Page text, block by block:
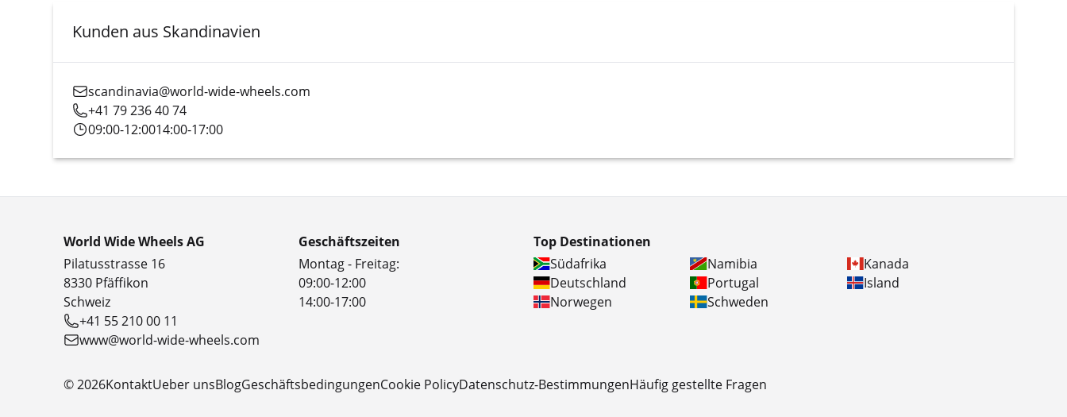
Kunden aus Skandinavien
scandinavia@world-wide-wheels.com
+41 79 236 40 74
09:00-12:0014:00-17:00
World Wide Wheels AG
Pilatusstrasse 16
8330 Pfäffikon
Schweiz
+41 55 210 00 11
www@world-wide-wheels.com
Geschäftszeiten
Montag - Freitag:
09:00-12:00
14:00-17:00
Top Destinationen
Südafrika
Namibia
Kanada
Deutschland
Portugal
Island
Norwegen
Schweden
© 2026KontaktUeber unsBlogGeschäftsbedingungenCookie PolicyDatenschutz-BestimmungenHäufig gestellte Fragen